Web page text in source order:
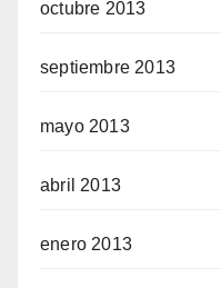
octubre 2013
septiembre 2013
mayo 2013
abril 2013
enero 2013